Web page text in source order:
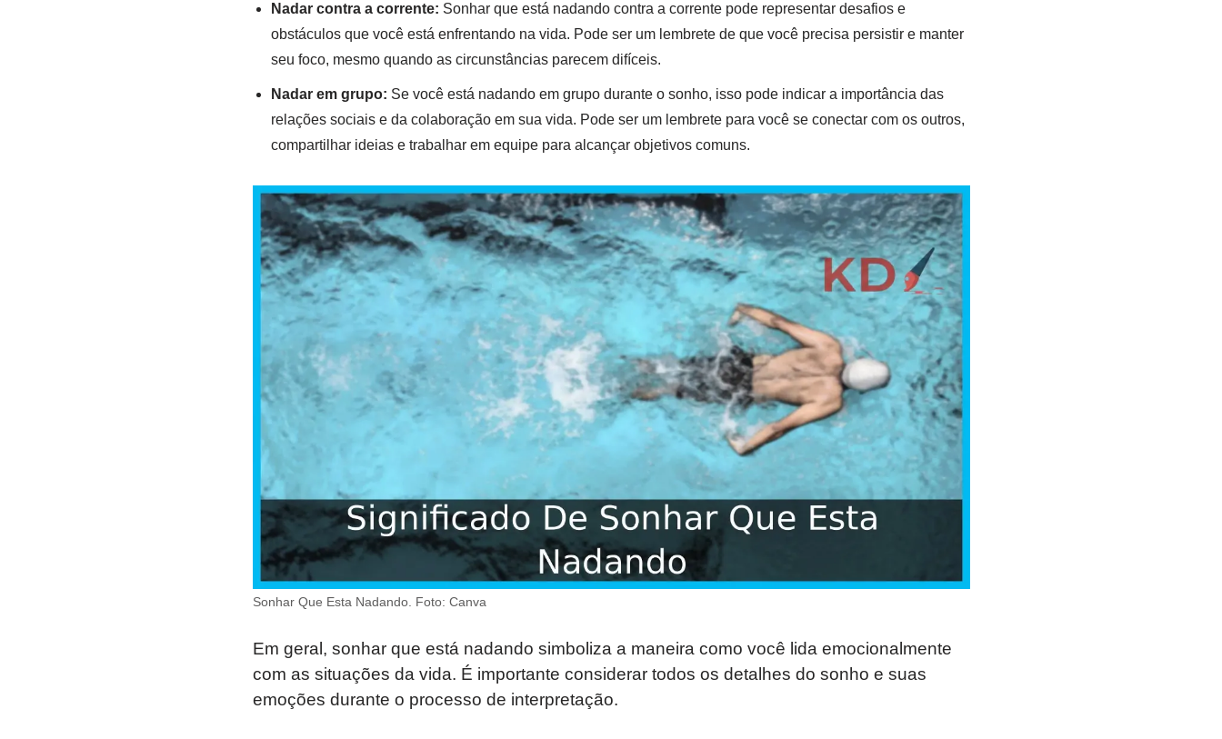
Nadar contra a corrente: Sonhar que está nadando contra a corrente pode representar desafios e
obstáculos que você está enfrentando na vida. Pode ser um lembrete de que você precisa persistir e manter
seu foco, mesmo quando as circunstâncias parecem difíceis.
Nadar em grupo: Se você está nadando em grupo durante o sonho, isso pode indicar a importância das
relações sociais e da colaboração em sua vida. Pode ser um lembrete para você se conectar com os outros,
compartilhar ideias e trabalhar em equipe para alcançar objetivos comuns.
Sonhar Que Esta Nadando. Foto: Canva
Em geral, sonhar que está nadando simboliza a maneira como você lida emocionalmente
com as situações da vida. É importante considerar todos os detalhes do sonho e suas
emoções durante o processo de interpretação.